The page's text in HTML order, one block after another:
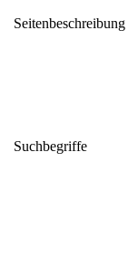
Seitenbeschreibung
Suchbegriffe